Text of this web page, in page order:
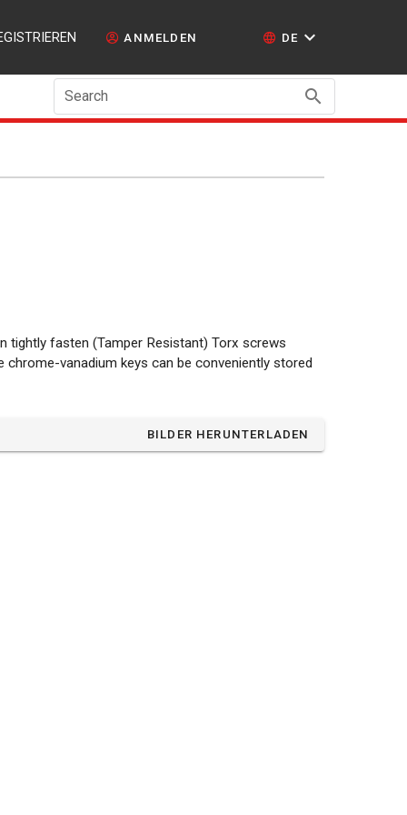
ANMELDEN DE
Search
tightly fasten (Tamper Resistant) Torx screws
chrome-vanadium keys can be conveniently stored
BILDER HERUNTERLADEN